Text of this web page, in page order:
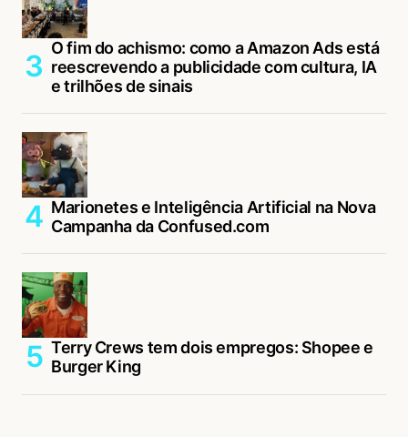
O fim do achismo: como a Amazon Ads está
reescrevendo a publicidade com cultura, IA
e trilhões de sinais
Marionetes e Inteligência Artificial na Nova
Campanha da Confused.com
Terry Crews tem dois empregos: Shopee e
Burger King